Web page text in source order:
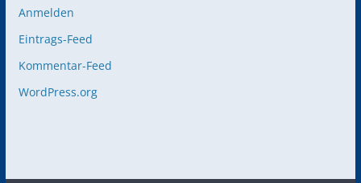
Anmelden
Eintrags-Feed
Kommentar-Feed
WordPress.org